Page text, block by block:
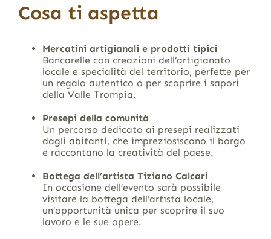
Cosa ti aspetta
Mercatini artigianali e prodotti tipici
Bancarelle con creazioni dell’artigianato
locale e specialità del territorio, perfette per
un regalo autentico o per scoprire i sapori
della Valle Trompia.
Presepi della comunità
Un percorso dedicato ai presepi realizzati
dagli abitanti, che impreziosiscono il borgo
e raccontano la creatività del paese.
Bottega dell’artista Tiziano Calcari
In occasione dell’evento sarà possibile
visitare la bottega dell’artista locale,
un’opportunità unica per scoprire il suo
lavoro e le sue opere.